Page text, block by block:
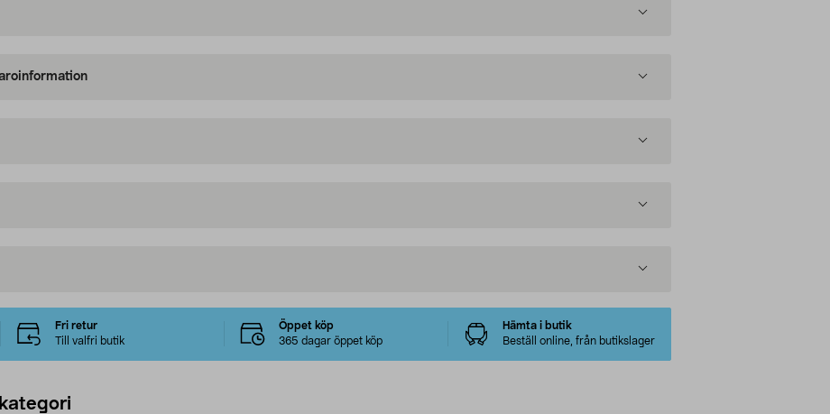
Fri retur
Till valfri butik
Öppet köp
365 dagar öppet köp
Hämta i butik
Beställ online, från butikslager